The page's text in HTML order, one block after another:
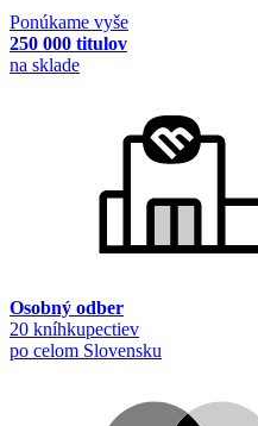
Ponúkame vyše
250 000 titulov
na sklade
Osobný odber
20 kníhkupectiev
po celom Slovensku